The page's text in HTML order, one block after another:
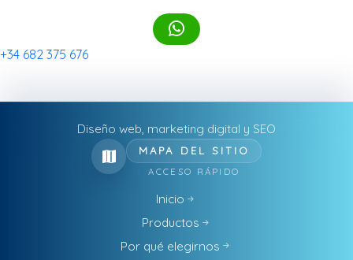
+34 682 375 676
Diseño web, marketing digital y SEO
MAPA DEL SITIO
ACCESO RÁPIDO
Inicio
Productos
Por qué elegirnos